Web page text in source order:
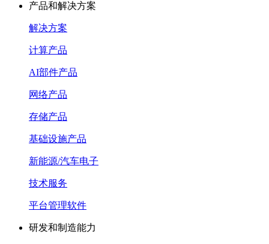
产品和解决方案
解决方案
计算产品
AI部件产品
网络产品
存储产品
基础设施产品
新能源/汽车电子
技术服务
平台管理软件
研发和制造能力